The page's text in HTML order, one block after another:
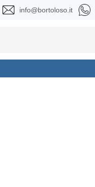
info@bortoloso.it